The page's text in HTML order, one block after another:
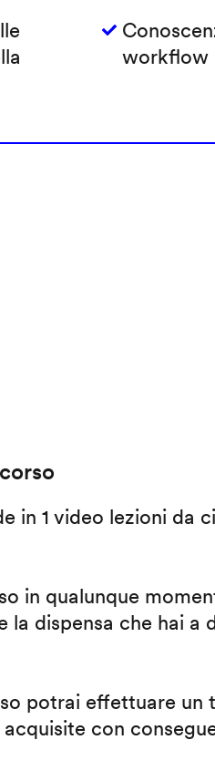
workflow
in 1 video lezioni da
in qualunque
la dispensa che hai a
potrai effettuare un
con